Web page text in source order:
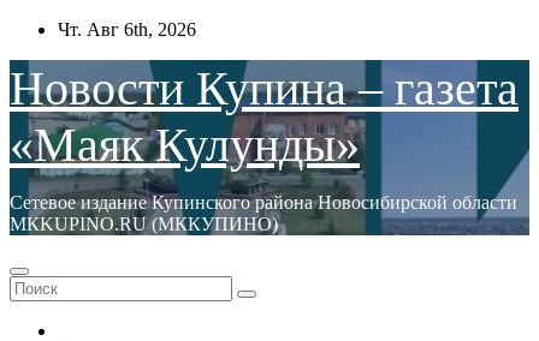
Перейти
содержимому
Чт. Авг 6th, 2026
Новости Купина – газета
«Маяк Кулунды»
Сетевое издание Купинского района Новосибирской области
МКKUPINO.RU (МККУПИНО)